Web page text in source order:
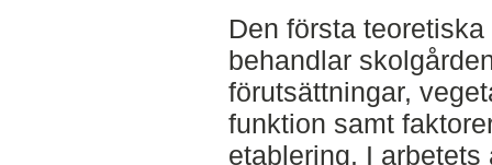
Den första
behandlar
förutsättningar,
funktion samt
etablering. I